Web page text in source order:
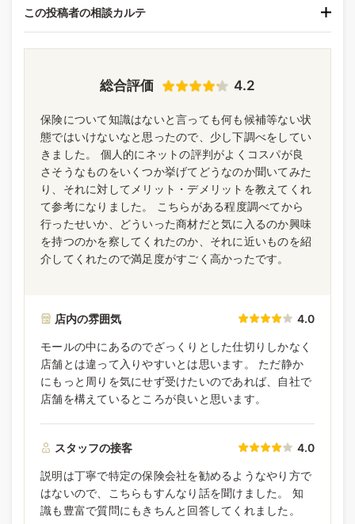
この投稿者の相談カルテ
総合評価 4.2
保険について知識はないと言っても何も候補等ない状
態ではいけないなと思ったので、少し下調べをしてい
きました。 個人的にネットの評判がよくコスパが良
さそうなものをいくつか挙げてどうなのか聞いてみた
り、それに対してメリット・デメリットを教えてくれ
て参考になりました。 こちらがある程度調べてから
行ったせいか、どういった商材だと気に入るのか興味
を持つのかを察してくれたのか、それに近いものを紹
介してくれたので満足度がすごく高かったです。
店内の雰囲気 4.0
モールの中にあるのでざっくりとした仕切りしかなく
店舗とは違って入りやすいとは思います。 ただ静か
にもっと周りを気にせず受けたいのであれば、自社で
店舗を構えているところが良いと思います。
スタッフの接客 4.0
説明は丁寧で特定の保険会社を勧めるようなやり方で
はないので、こちらもすんなり話を聞けました。 知
識も豊富で質問にもきちんと回答してくれました。